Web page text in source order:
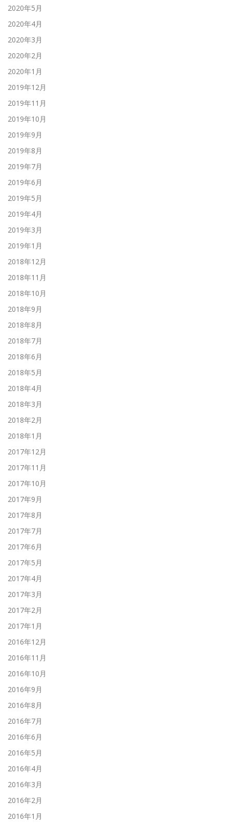
2020年5月
2020年4月
2020年3月
2020年2月
2020年1月
2019年12月
2019年11月
2019年10月
2019年9月
2019年8月
2019年7月
2019年6月
2019年5月
2019年4月
2019年3月
2019年1月
2018年12月
2018年11月
2018年10月
2018年9月
2018年8月
2018年7月
2018年6月
2018年5月
2018年4月
2018年3月
2018年2月
2018年1月
2017年12月
2017年11月
2017年10月
2017年9月
2017年8月
2017年7月
2017年6月
2017年5月
2017年4月
2017年3月
2017年2月
2017年1月
2016年12月
2016年11月
2016年10月
2016年9月
2016年8月
2016年7月
2016年6月
2016年5月
2016年4月
2016年3月
2016年2月
2016年1月